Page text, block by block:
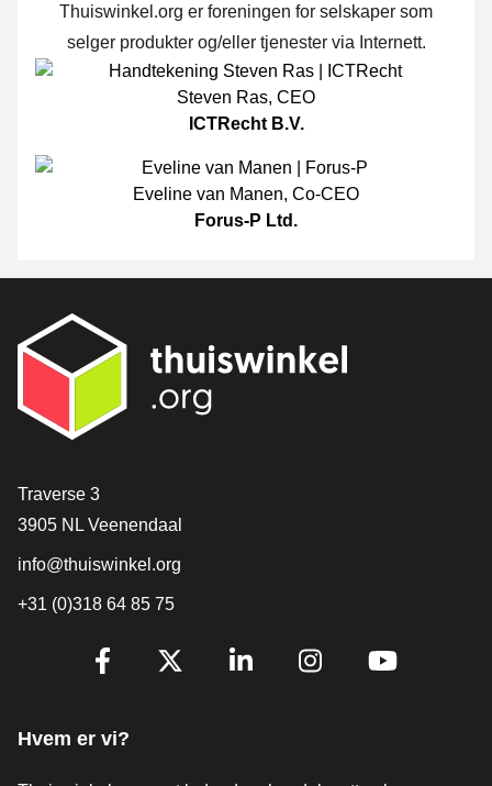
Thuiswinkel.org er foreningen for selskaper som
selger produkter og/eller tjenester via Internett.
Steven Ras, CEO
ICTRecht B.V.
Eveline van Manen, Co-CEO
Forus-P Ltd.
[_General:Contact]
Traverse 3
3905 NL Veenendaal
info@thuiswinkel.org
+31 (0)318 64 85 75
[_General:SocialMediaTitle]
Hvem er vi?